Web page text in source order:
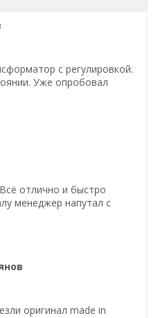
с регулировкой.
Уже опробовал
отлично и быстро
менеджер напутал с
оригинал made in